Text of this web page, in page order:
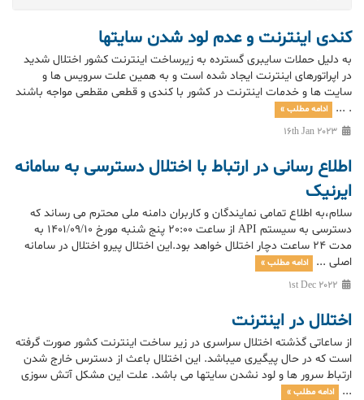
کندی اینترنت و عدم لود شدن سایتها
به دلیل حملات سایبری گسترده به زیرساخت اینترنت کشور اختلال شدید
در اپراتورهای اینترنت ایجاد شده است و به همین علت سرویس ها و
سایت ها و خدمات اینترنت در کشور با کندی و قطعی مقطعی مواجه باشند
. ...
ادامه مطلب »
اطلاع رسانی در ارتباط با اختلال دسترسی به سامانه
ایرنیک
سلام،به اطلاع تمامی نمایندگان و کاربران دامنه ملی محترم می رساند که
دسترسی به سیستم API از ساعت 20:00 پنج شنبه مورخ 1401/09/10 به
مدت 24 ساعت دچار اختلال خواهد بود.این اختلال پیرو اختلال در سامانه
اصلی ...
ادامه مطلب »
اختلال در اینترنت
از ساعاتی گذشته اختلال سراسری در زیر ساخت اینترنت کشور صورت گرفته
است که در حال پیگیری میباشد. این اختلال باعث از دسترس خارج شدن
ارتباط سرور ها و لود نشدن سایتها می باشد. علت این مشکل آتش سوزی
...
ادامه مطلب »